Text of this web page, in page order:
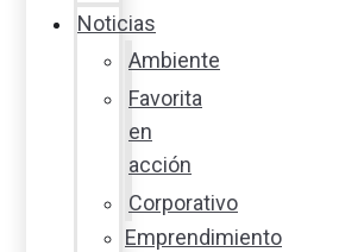
Noticias
Ambiente
Favorita
en
acción
Corporativo
Emprendimiento